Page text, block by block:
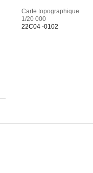
Carte topographique
1/20 000
22C04 -0102